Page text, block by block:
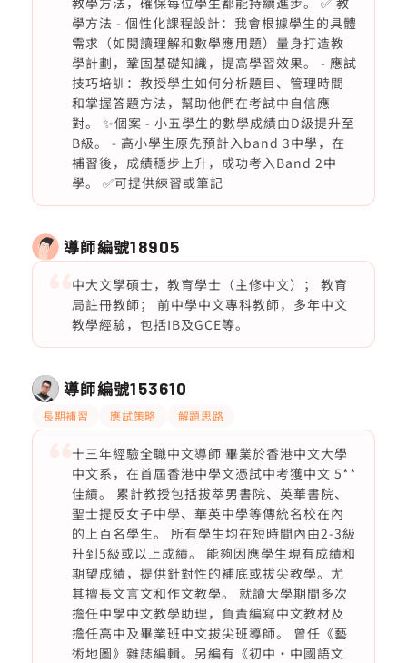
學方法 - 個性化課程設計：我會根據學生的具體
需求（如閱讀理解和數學應用題）量身打造教
學計劃，鞏固基礎知識，提高學習效果。 - 應試
技巧培訓：教授學生如何分析題目、管理時間
和掌握答題方法，幫助他們在考試中自信應
對。 ✨個案 - 小五學生的數學成績由D級提升至
B級。 - 高小學生原先預計入band 3中學，在
補習後，成績穩步上升，成功考入Band 2中
學。 ✅可提供練習或筆記
導師編號18905
中大文學碩士，教育學士（主修中文）； 教育
局註冊教師； 前中學中文專科教師，多年中文
教學經驗，包括IB及GCE等。
導師編號153610
長期補習 應試策略 解題思路
十三年經驗全職中文導師 畢業於香港中文大學
中文系，在首屆香港中學文憑試中考獲中文 5**
佳績。 累計教授包括拔萃男書院、英華書院、
聖士提反女子中學、華英中學等傳統名校在內
的上百名學生。 所有學生均在短時間內由2-3級
升到5級或以上成績。 能夠因應學生現有成績和
期望成績，提供針對性的補底或拔尖教學。尤
其擅長文言文和作文教學。 就讀大學期間多次
擔任中學中文教學助理，負責編寫中文教材及
擔任高中及畢業班中文拔尖班導師。 曾任《藝
術地圖》雜誌編輯。另編有《初中·中國語文